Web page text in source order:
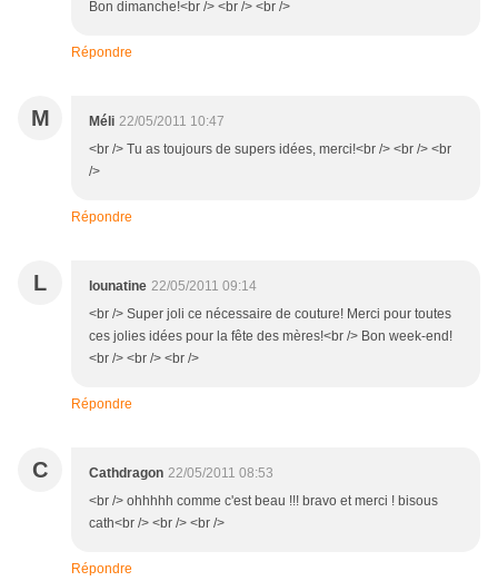
Bon dimanche!<br /> <br /> <br />
Répondre
M Méli 22/05/2011 10:47
<br /> Tu as toujours de supers idées, merci!<br /> <br /> <br
/>
Répondre
L lounatine 22/05/2011 09:14
<br /> Super joli ce nécessaire de couture! Merci pour toutes
ces jolies idées pour la fête des mères!<br /> Bon week-end!
<br /> <br /> <br />
Répondre
C Cathdragon 22/05/2011 08:53
<br /> ohhhhh comme c'est beau !!! bravo et merci ! bisous
cath<br /> <br /> <br />
Répondre